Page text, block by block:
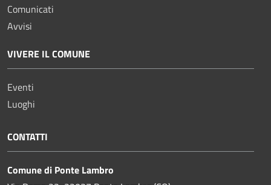
Comunicati
Avvisi
VIVERE IL COMUNE
Eventi
Luoghi
CONTATTI
Comune di Ponte Lambro